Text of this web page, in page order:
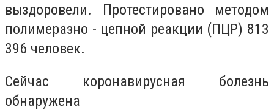
выздоровели. Протестировано методом
полимеразно - цепной реакции (ПЦР) 813
396 человек.
Сейчас коронавирусная болезнь
обнаружена